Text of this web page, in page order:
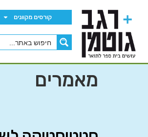
קורסים מקוונים
מאמרים